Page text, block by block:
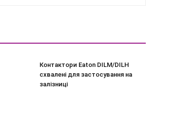
Контактори Eaton DILM/DILH
схвалені для застосування на
залізниці